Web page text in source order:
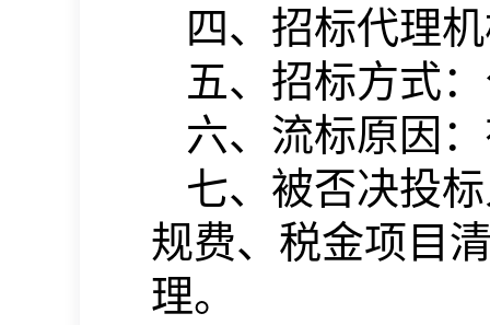
四、招标代理
五、招标方式
六、流标原因：
七、被否决投
规费、税金项目
理。